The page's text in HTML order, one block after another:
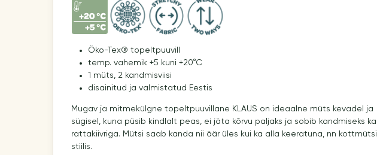
Öko-Tex® topeltpuuvill
temp. vahemik +5 kuni +20°C
1 müts, 2 kandmisviisi
disainitud ja valmistatud Eestis
Mugav ja mitmekülgne topeltpuuvillane KLAUS on ideaalne müts kevadel ja
sügisel, kuna püsib kindlalt peas, ei jäta kõrvu paljaks ja sobib kandmiseks ka
rattakiivriga. Mütsi saab kanda nii äär üles kui ka alla keeratuna, nn kottmütsi
stiilis.